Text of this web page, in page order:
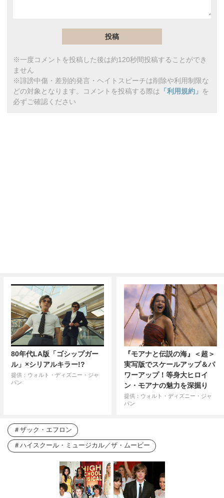
※一度コメントを投稿した後は約120秒間投稿することができ
ません
※誹謗中傷・差別的発言・ヘイトスピーチは削除や利用制限な
どの対象となります。コメントを投稿する際は 「利用規約」 を
必ずご確認ください
80年代LA版「ゴシップガー
ル」×シリアルキラー!?
提供：ウォルト・ディズニー・ジャ
パン
『モアナと伝説の海』＜超＞
実写版でスケールアップ＆パ
ワーアップ！等身大ヒロイ
ン・モアナの魅力を深掘り
提供：ウォルト・ディズニー・ジャ
パン
ザック・エフロン
ハイスクール・ミュージカル／ザ・ムービー